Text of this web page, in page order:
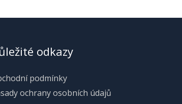
odkazy
podmínky
ochrany osobních údajů